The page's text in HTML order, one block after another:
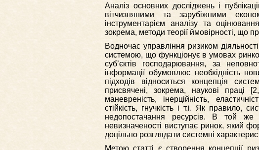
Аналіз основних досліджень і
вітчизняними та зарубіжними
інструментарієм аналізу та
зокрема, методи теорії ймовірності, що
Водночас управління ризиком
системою, що функціонує в умовах
суб’єктів господарювання, за
інформації обумовлює необхідність
підходів відноситься концепція
присвячені, зокрема, наукові праці
маневреність, інерційність,
стійкість, гнучкість і т.і. Як правило,
недопостачання ресурсів. В той
невизначеності виступає ринок, який
доцільно розглядати системні
Метою статті є створення концепції